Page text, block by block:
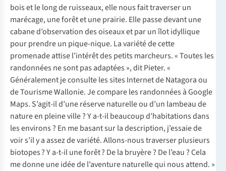
bois et le long de ruisseaux, elle nous fait traverser un
marécage, une forêt et une prairie. Elle passe devant une
cabane d’observation des oiseaux et par un îlot idyllique
pour prendre un pique-nique. La variété de cette
promenade attise l’intérêt des petits marcheurs. « Toutes les
randonnées ne sont pas adaptées », dit Pieter. «
Généralement je consulte les sites Internet deNatagoraou
deTourisme Wallonie. Je compare les randonnées à Google
Maps. S’agit-il d’une réserve naturelle ou d’un lambeau de
nature en pleine ville ? Y a-t-il beaucoup d’habitations dans
les environs ? En me basant sur la description, j’essaie de
voir s’il y a assez de variété. Allons-nous traverser plusieurs
biotopes ? Y a-t-il une forêt ? De la bruyère ? De l’eau ? Cela
me donne une idée de l’aventure naturelle qui nous attend. »